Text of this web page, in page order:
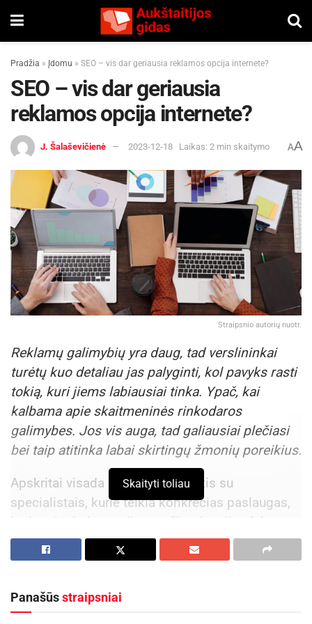
Pradžia » Įdomu » SEO – vis dar geriausia reklamos opcija internete?
SEO – vis dar geriausia
reklamos opcija internete?
J. Šalaševičienė 2023-12-18 Laikas: 2 min skaitymo AA
Straipsnio autorių nuotr.
Reklamų galimybių yra daug, tad verslininkai
turėtų kuo detaliau jas palyginti, kol pavyks rasti
tokią, kuri jiems labiausiai tinka. Ypač, kai
kalbama apie skaitmeninės rinkodaros
galimybes. Jos vis auga, tad galiausiai plečiasi
bei taip atitinka labai skirtingų žmonių poreikius.
Apskritai visada geriausia yra tartis su
specialistais, kurie teikia konkrečias paslaugas,
kadangi taip bus galima sužinoti realius faktus,
kurie padės geriau suprasti kas ir kaip.SEO
konsultacijos Panevėžyje teikiamos dažnai ir
pažinus optimizacijos galimybes – pavyks
Skaityti toliau
Panašūsstraipsniai